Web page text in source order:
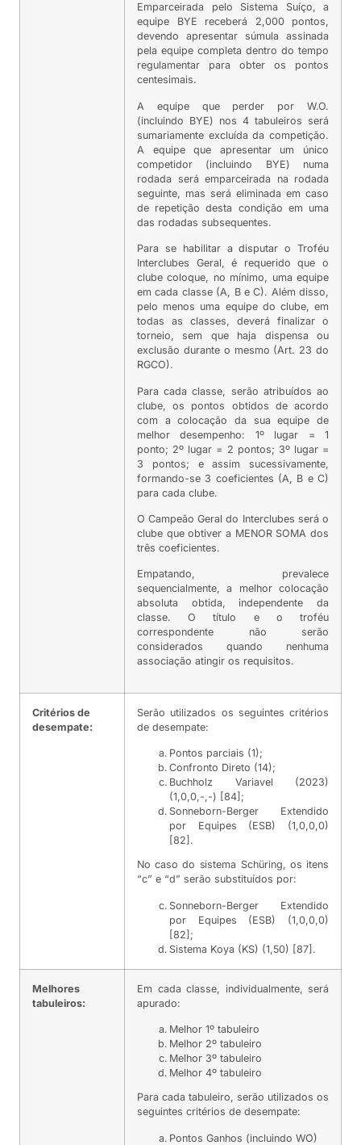
Emparceirada pelo Sistema Suíço, a
equipe BYE receberá 2,000 pontos,
devendo apresentar súmula assinada
pela equipe completa dentro do tempo
regulamentar para obter os pontos
centesimais.
A equipe que perder por W.O.
(incluindo BYE) nos 4 tabuleiros será
sumariamente excluída da competição.
A equipe que apresentar um único
competidor (incluindo BYE) numa
rodada será emparceirada na rodada
seguinte, mas será eliminada em caso
de repetição desta condição em uma
das rodadas subsequentes.
Para se habilitar a disputar o Troféu
Interclubes Geral, é requerido que o
clube coloque, no mínimo, uma equipe
em cada classe (A, B e C). Além disso,
pelo menos uma equipe do clube, em
todas as classes, deverá finalizar o
torneio, sem que haja dispensa ou
exclusão durante o mesmo (Art. 23 do
RGCO).
Para cada classe, serão atribuídos ao
clube, os pontos obtidos de acordo
com a colocação da sua equipe de
melhor desempenho: 1º lugar = 1
ponto; 2º lugar = 2 pontos; 3º lugar =
3 pontos; e assim sucessivamente,
formando-se 3 coeficientes (A, B e C)
para cada clube.
O Campeão Geral do Interclubes será o
clube que obtiver a MENOR SOMA dos
três coeficientes.
Empatando, prevalece
sequencialmente, a melhor colocação
absoluta obtida, independente da
classe. O título e o troféu
correspondente não serão
considerados quando nenhuma
associação atingir os requisitos.
Critérios de
desempate:
Serão utilizados os seguintes critérios
de desempate:
Pontos parciais (1);
Confronto Direto (14);
Buchholz Variavel (2023)
(1,0,0,-,-) [84];
Sonneborn-Berger Extendido
por Equipes (ESB) (1,0,0,0)
[82].
No caso do sistema Schüring, os itens
“c” e “d” serão substituídos por:
Sonneborn-Berger Extendido
por Equipes (ESB) (1,0,0,0)
[82];
Sistema Koya (KS) (1,50) [87].
Melhores
tabuleiros:
Em cada classe, individualmente, será
apurado:
Melhor 1º tabuleiro
Melhor 2º tabuleiro
Melhor 3º tabuleiro
Melhor 4º tabuleiro
Para cada tabuleiro, serão utilizados os
seguintes critérios de desempate:
Pontos Ganhos (incluindo WO)